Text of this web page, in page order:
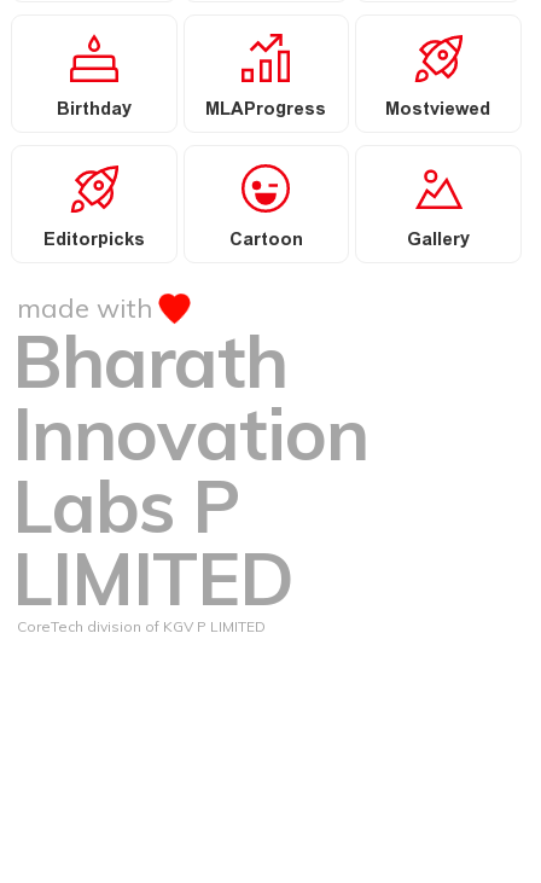
Birthday MLAProgress Mostviewed
Editorpicks Cartoon Gallery
made with
Bharath
Innovation
Labs P
LIMITED
CoreTech division of KGV P LIMITED